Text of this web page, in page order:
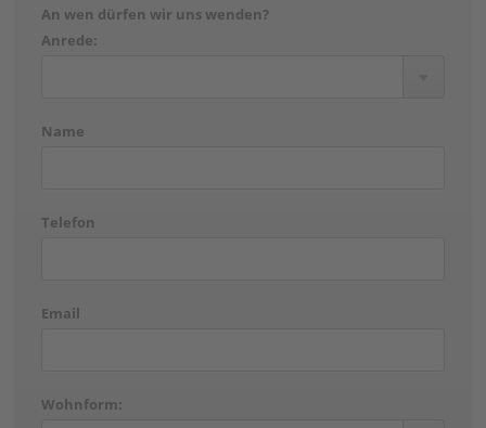
An wen dürfen wir uns wenden?
Anrede:
Name
Telefon
Email
Wohnform: